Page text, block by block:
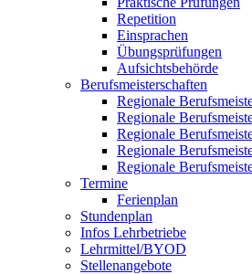
Repetition
Einsprachen
Übungsprüfungen
Aufsichtsbehörde
Berufsmeisterschaften
Regionale
Regionale
Regionale
Regionale
Regionale
Termine
Ferienplan
Stundenplan
Infos Lehrbetriebe
Lehrmittel/BYOD
Stellenangebote